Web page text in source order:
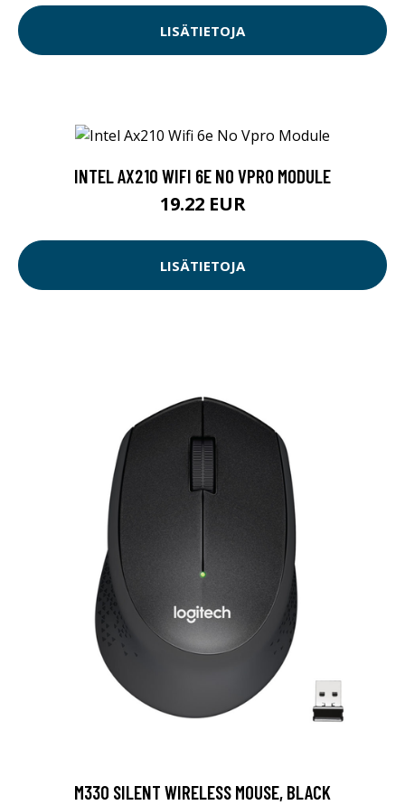
LISÄTIETOJA
INTEL AX210 WIFI 6E NO VPRO MODULE
19.22 EUR
LISÄTIETOJA
M330 SILENT WIRELESS MOUSE, BLACK